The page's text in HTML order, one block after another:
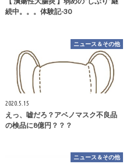
続中。。。体験記-30
ニュース＆その他
2020.5.15
えっ、嘘だろ？アベノマスク不良品
の検品に8億円？？？
ニュース＆その他